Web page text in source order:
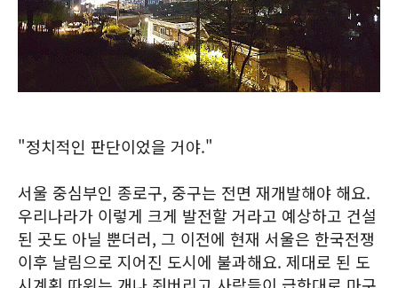
"정치적인 판단이었을 거야."
서울 중심부인 종로구, 중구는 전면 재개발해야 해요.
우리나라가 이렇게 크게 발전할 거라고 예상하고 건설
된 곳도 아닐 뿐더러, 그 이전에 현재 서울은 한국전쟁
이후 날림으로 지어진 도시에 불과해요. 제대로 된 도